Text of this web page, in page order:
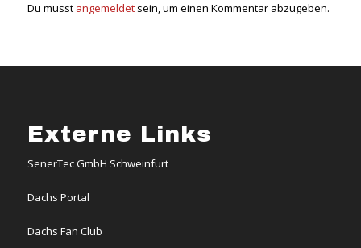
Du musst angemeldetsein, um einen Kommentar abzugeben.
Externe Links
SenerTec GmbH Schweinfurt
Dachs Portal
Dachs Fan Club